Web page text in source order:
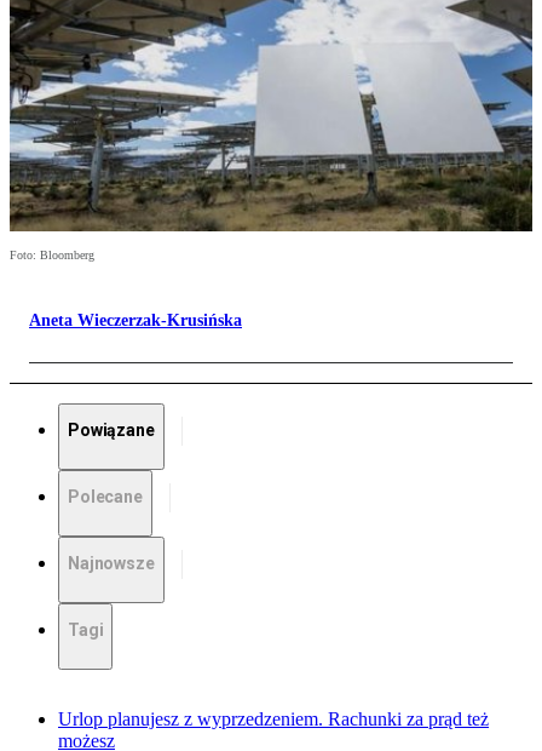
Foto: Bloomberg
Aneta Wieczerzak-Krusińska
Powiązane
Polecane
Najnowsze
Tagi
Urlop planujesz z wyprzedzeniem. Rachunki za prąd też
możesz